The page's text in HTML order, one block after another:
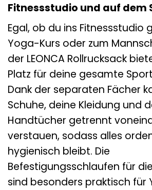
Fitnessstudio und auf dem
Egal, ob du ins Fitnessstudio
Yoga-Kurs oder zum
der LEONCA Rollrucksack
Platz für deine gesamte
Dank der separaten Fächer
Schuhe, deine Kleidung und
Handtücher getrennt
verstauen, sodass alles
hygienisch bleibt. Die
Befestigungsschlaufen für
sind besonders praktisch für